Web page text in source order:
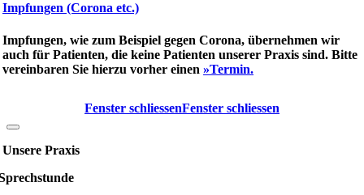
Impfungen (Corona etc.)
Impfungen, wie zum Beispiel gegen Corona, übernehmen wir
auch für Patienten, die keine Patienten unserer Praxis sind. Bitte
vereinbaren Sie hierzu vorher einen »Termin.
Fenster schliessenFenster schliessen
Unsere Praxis